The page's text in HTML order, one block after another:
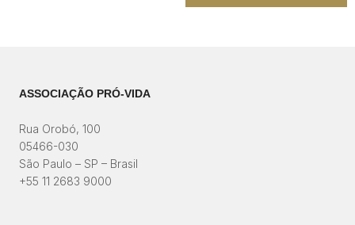
ASSOCIAÇÃO PRÓ-VIDA
Rua Orobó, 100
05466-030
São Paulo – SP – Brasil
+55 11 2683 9000